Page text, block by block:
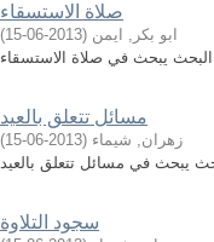
صلاة الاستسقاء
ابو بكر, ايمن (
2013-06-15
)
مسائل تتعلق بالعيد
زهران, شيماء (
2013-06-15
)
سجود التلاوة